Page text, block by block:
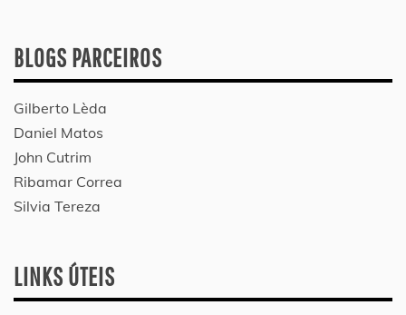
BLOGS PARCEIROS
Gilberto Lèda
Daniel Matos
John Cutrim
Ribamar Correa
Silvia Tereza
LINKS ÚTEIS